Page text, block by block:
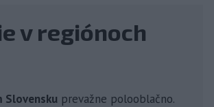
v regiónoch
Slovensku prevažne polooblačno.